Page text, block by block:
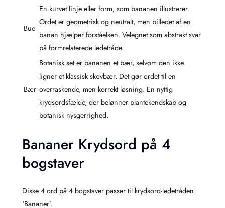
Bue
En kurvet linje eller form, som bananen illustrerer.
Ordet er geometrisk og neutralt, men billedet af en
banan hjælper forståelsen. Velegnet som abstrakt svar
på formrelaterede ledetråde.
Bær
Botanisk set er bananen et bær, selvom den ikke
ligner et klassisk skovbær. Det gør ordet til en
overraskende, men korrekt løsning. En nyttig
krydsordsfælde, der belønner plantekendskab og
botanisk nysgerrighed.
Bananer Krydsord på 4
bogstaver
Disse 4 ord på 4 bogstaver passer til krydsord-ledetråden
‘Bananer’.